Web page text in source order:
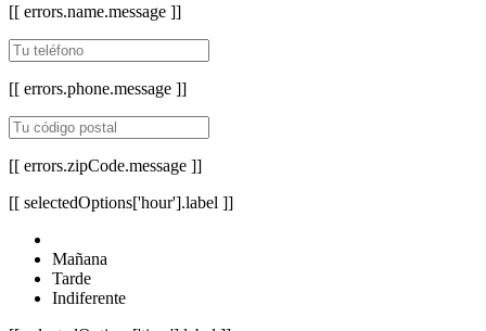
[[ errors.name.message ]]
[[ errors.phone.message ]]
[[ errors.zipCode.message ]]
[[ selectedOptions['hour'].label ]]
Mañana
Tarde
Indiferente